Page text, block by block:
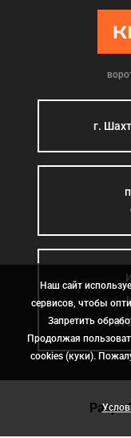
г.
Наш сайт
сервисов, чтобы
Запретить
Продолжая
cookies (куки).